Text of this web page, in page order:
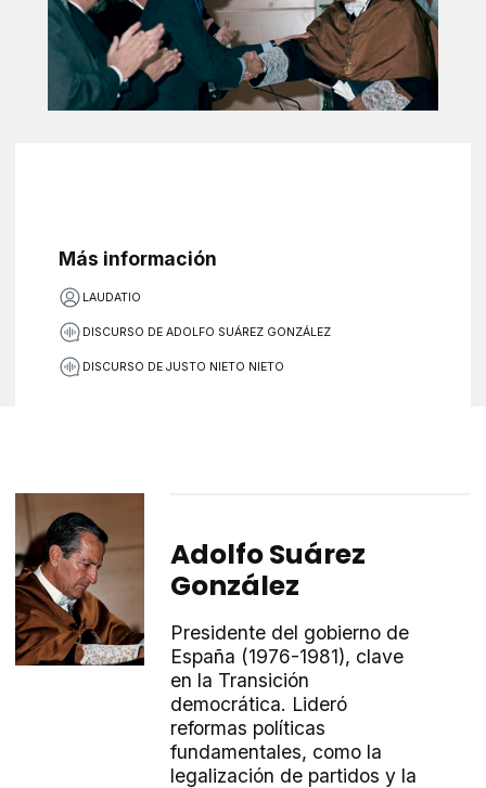
Más información
LAUDATIO
DISCURSO DE ADOLFO SUÁREZ GONZÁLEZ
DISCURSO DE JUSTO NIETO NIETO
Adolfo Suárez
González
Presidente del gobierno de
España (1976-1981), clave
en la Transición
democrática. Lideró
reformas políticas
fundamentales, como la
legalización de partidos y la